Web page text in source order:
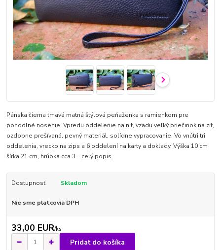
Pánska čierna tmavá matná štýlová peňaženka s ramienkom pre
pohodlné nosenie. Vpredu oddelenie na nit, vzadu veľký priečinok na zit,
ozdobne prešívaná, pevný materiál, solídne vypracovanie. Vo vnútri tri
oddelenia, vrecko na zips a 6 oddelení na karty a doklady. Výška 10 cm
šírka 21 cm, hrúbka cca 3... celý popis
Dostupnosť Skladom
Nie sme platcovia DPH
33,00 EUR/ks
Pridať do košíka